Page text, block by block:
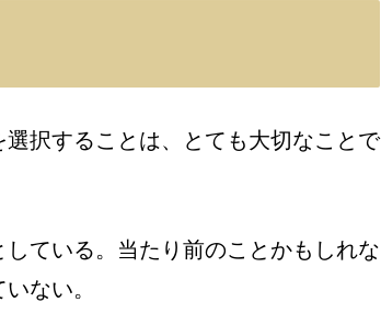
択することは、とても大切なことで
ている。当たり前のことかもしれな
ない。